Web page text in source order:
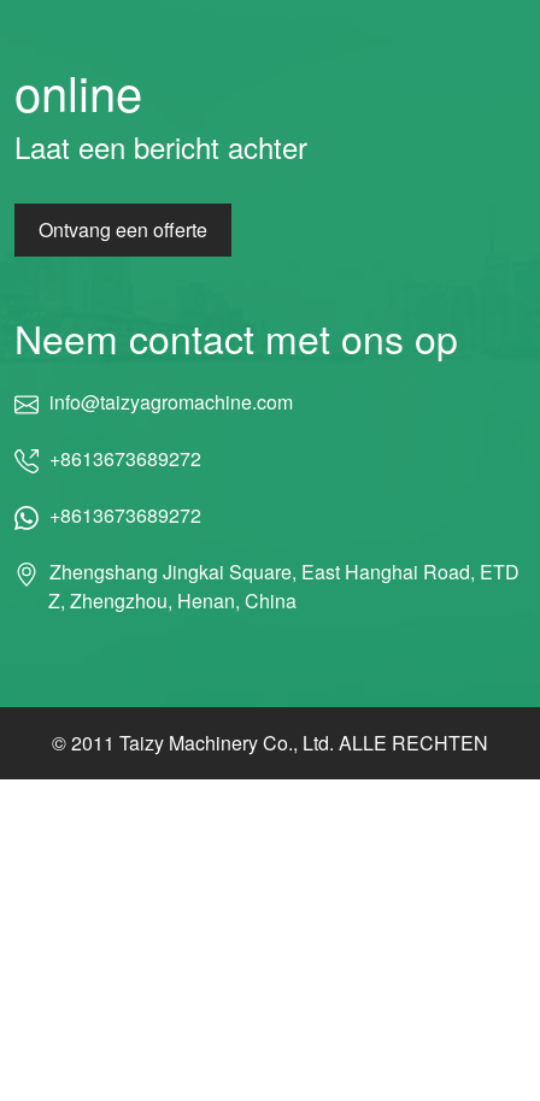
online
Laat een bericht achter
Ontvang een offerte
Neem contact met ons op
info@taizyagromachine.com
+8613673689272
+8613673689272
Zhengshang Jingkai Square, East Hanghai Road, ETD
Z, Zhengzhou, Henan, China
© 2011 Taizy Machinery Co., Ltd. ALLE RECHTEN